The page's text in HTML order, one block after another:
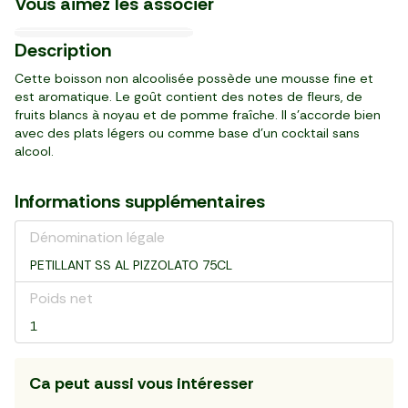
2,99 €
2,89 €
3,99 €
6,99 €
3,89 €
3,49 €
4,39 €
BIO3,19 €
5,05 €
Description
Cette boisson non alcoolisée possède une mousse fine et
est aromatique. Le goût contient des notes de fleurs, de
fruits blancs à noyau et de pomme fraîche. Il s'accorde bien
avec des plats légers ou comme base d'un cocktail sans
alcool.
Informations supplémentaires
Dénomination légale
PETILLANT SS AL PIZZOLATO 75CL
Poids net
1
Ca peut aussi vous intéresser